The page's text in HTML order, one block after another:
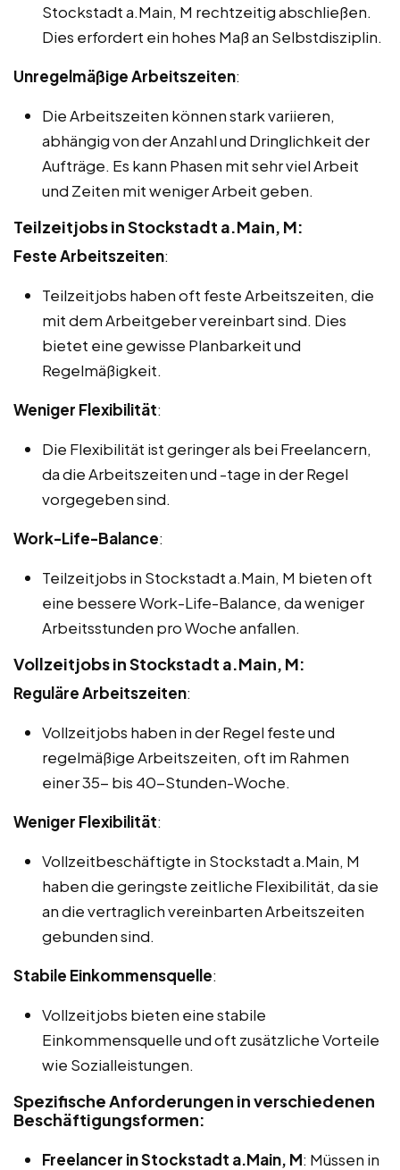
Stockstadt a.Main, M rechtzeitig abschließen.
Dies erfordert ein hohes Maß an Selbstdisziplin.
Unregelmäßige Arbeitszeiten:
Die Arbeitszeiten können stark variieren,
abhängig von der Anzahl und Dringlichkeit der
Aufträge. Es kann Phasen mit sehr viel Arbeit
und Zeiten mit weniger Arbeit geben.
Teilzeitjobs in Stockstadt a.Main, M:
Feste Arbeitszeiten:
Teilzeitjobs haben oft feste Arbeitszeiten, die
mit dem Arbeitgeber vereinbart sind. Dies
bietet eine gewisse Planbarkeit und
Regelmäßigkeit.
Weniger Flexibilität:
Die Flexibilität ist geringer als bei Freelancern,
da die Arbeitszeiten und -tage in der Regel
vorgegeben sind.
Work-Life-Balance:
Teilzeitjobs in Stockstadt a.Main, M bieten oft
eine bessere Work-Life-Balance, da weniger
Arbeitsstunden pro Woche anfallen.
Vollzeitjobs in Stockstadt a.Main, M:
Reguläre Arbeitszeiten:
Vollzeitjobs haben in der Regel feste und
regelmäßige Arbeitszeiten, oft im Rahmen
einer 35- bis 40-Stunden-Woche.
Weniger Flexibilität:
Vollzeitbeschäftigte in Stockstadt a.Main, M
haben die geringste zeitliche Flexibilität, da sie
an die vertraglich vereinbarten Arbeitszeiten
gebunden sind.
Stabile Einkommensquelle:
Vollzeitjobs bieten eine stabile
Einkommensquelle und oft zusätzliche Vorteile
wie Sozialleistungen.
Spezifische Anforderungen in verschiedenen
Beschäftigungsformen:
Freelancer in Stockstadt a.Main, M: Müssen in